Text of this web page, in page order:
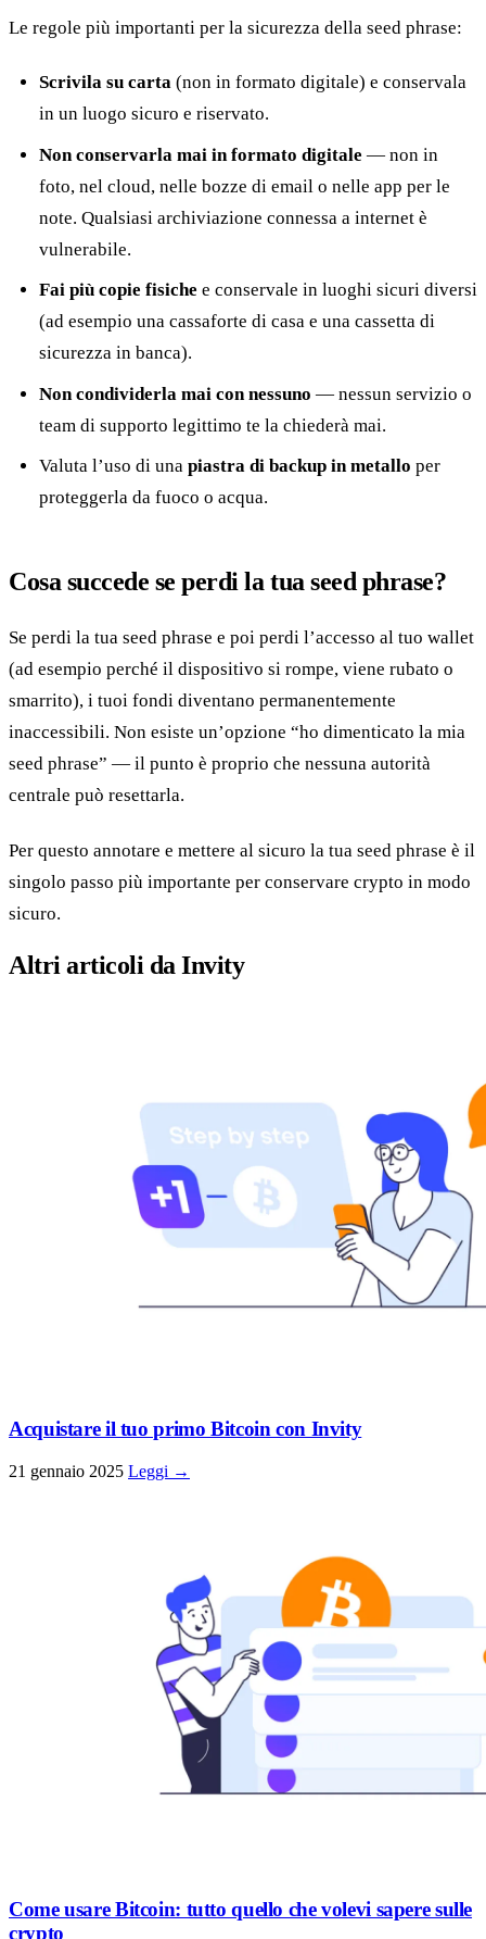
Le regole più importanti per la sicurezza della seed phrase:
Scrivila su carta(non in formato digitale) e conservala
in un luogo sicuro e riservato.
Non conservarla mai in formato digitale — non in
foto, nel cloud, nelle bozze di email o nelle app per le
note. Qualsiasi archiviazione connessa a internet è
vulnerabile.
Fai più copie fisiche e conservale in luoghi sicuri diversi
(ad esempio una cassaforte di casa e una cassetta di
sicurezza in banca).
Non condividerla mai con nessuno — nessun servizio o
team di supporto legittimo te la chiederà mai.
Valuta l’uso di una piastra di backup in metallo per
proteggerla da fuoco o acqua.
Cosa succede se perdi la tua seed phrase?
Se perdi la tua seed phrase e poi perdi l’accesso al tuo wallet
(ad esempio perché il dispositivo si rompe, viene rubato o
smarrito), i tuoi fondi diventano permanentemente
inaccessibili. Non esiste un’opzione “ho dimenticato la mia
seed phrase” — il punto è proprio che nessuna autorità
centrale può resettarla.
Per questo annotare e mettere al sicuro la tua seed phrase è il
singolo passo più importante per conservare crypto in modo
sicuro.
Altri articoli da Invity
Acquistare il tuo primo Bitcoin con Invity
21 gennaio 2025 Leggi →
Come usare Bitcoin: tutto quello che volevi sapere sulle
crypto